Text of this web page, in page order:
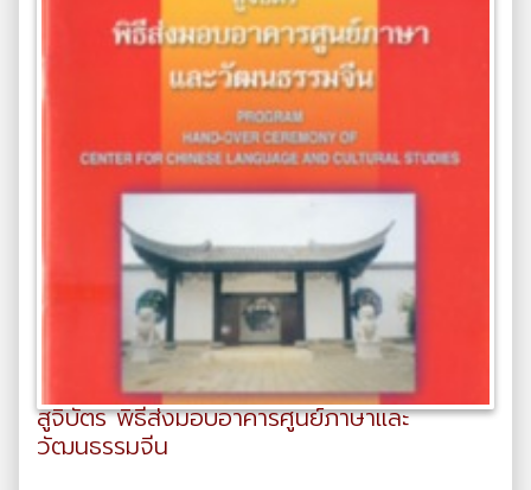
สูจิบัตร พิธีส่งมอบอาคารศูนย์ภาษาและ
วัฒนธรรมจีน